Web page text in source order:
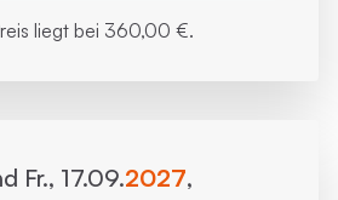
liegt bei 360,00 €.
Fr., 17.09.2027,